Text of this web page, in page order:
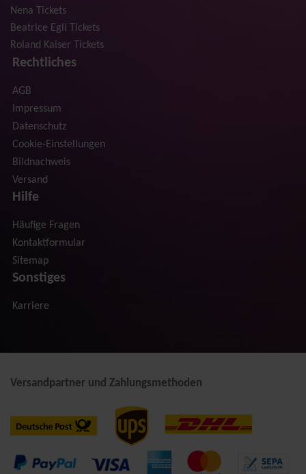
Nena Tickets
Beatrice Egli Tickets
Roland Kaiser Tickets
Rechtliches
AGB
Impressum
Datenschutz
Cookie-Einstellungen
Bildnachweis
Versand
Hilfe
Häufige Fragen
Kontaktformular
Sitemap
Sonstiges
Karriere
Versandpartner und Zahlungsmethoden